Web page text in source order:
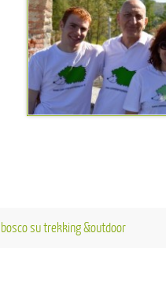
bosco su trekking &outdoor